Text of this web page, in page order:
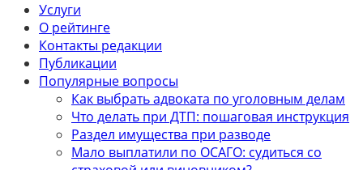
Услуги
О рейтинге
Контакты редакции
Публикации
Популярные вопросы
Как выбрать адвоката по уголовным делам
Что делать при ДТП: пошаговая инструкция
Раздел имущества при разводе
Мало выплатили по ОСАГО: судиться со